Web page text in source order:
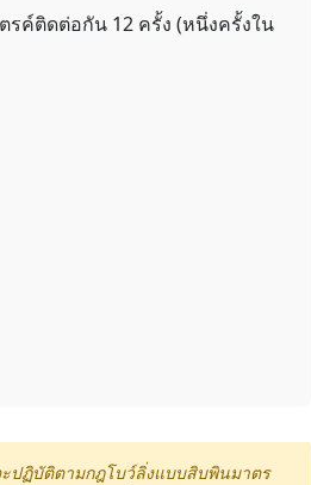
รค์ติดต่อกัน 12 ครั้ง (หนึ่งครั้งใน
ะปฏิบัติตามกฎโบว์ลิ่งแบบสิบพินมาตร